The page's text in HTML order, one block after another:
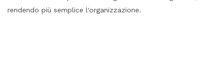
rendendo più semplice l'organizzazione.